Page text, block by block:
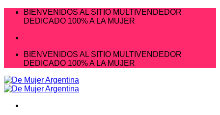
Saltar BIENVENIDOS AL SITIO MULTIVENDEDOR
DEDICADO 100% A LA MUJER
BIENVENIDOS AL SITIO MULTIVENDEDOR
DEDICADO 100% A LA MUJER